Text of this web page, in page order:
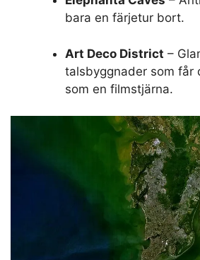
Mumbais silhuett är en vild
storslagna byggnader från den
med Mughal-inspirerade
UNESCO-världsarvssuperstjärnor:
Chhatrapati Shivaji
viktorianskt-gotiskt
ren Instagram-guld.
Elephanta Caves–
bara en färjetur bort.
Art Deco District–